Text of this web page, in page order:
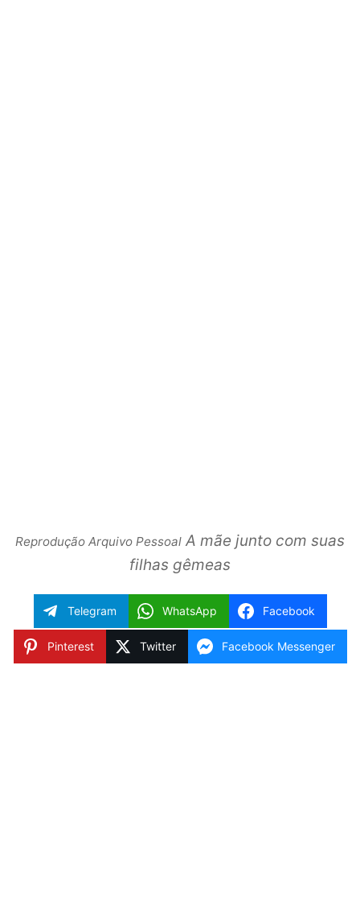
Reprodução Arquivo Pessoal A mãe junto com suas
filhas gêmeas
Telegram WhatsApp Facebook
Pinterest Twitter Facebook Messenger